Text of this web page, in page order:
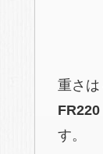
重さは
FR220
す。